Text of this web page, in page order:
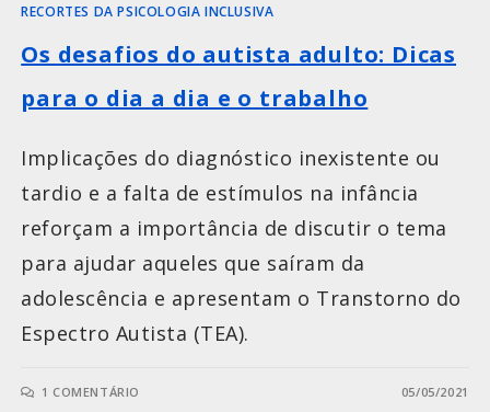
RECORTES DA PSICOLOGIA INCLUSIVA
Os desafios do autista adulto: Dicas
para o dia a dia e o trabalho
Implicações do diagnóstico inexistente ou
tardio e a falta de estímulos na infância
reforçam a importância de discutir o tema
para ajudar aqueles que saíram da
adolescência e apresentam o Transtorno do
Espectro Autista (TEA).
1 COMENTÁRIO 05/05/2021